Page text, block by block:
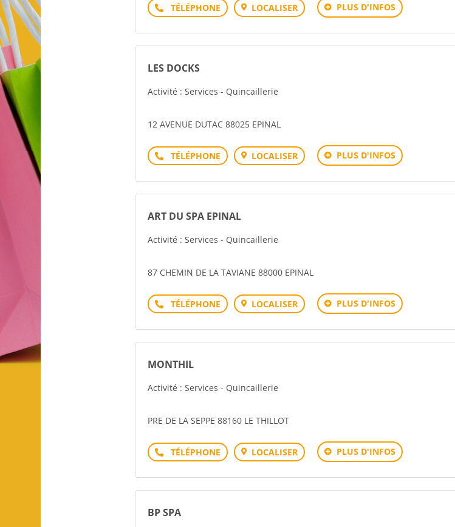
Téléphone LOCALISER PLUS D'INFOS
LES DOCKS
Activité : Services - Quincaillerie
12 AVENUE DUTAC 88025 EPINAL
Téléphone LOCALISER PLUS D'INFOS
ART DU SPA EPINAL
Activité : Services - Quincaillerie
87 CHEMIN DE LA TAVIANE 88000 EPINAL
Téléphone LOCALISER PLUS D'INFOS
MONTHIL
Activité : Services - Quincaillerie
PRE DE LA SEPPE 88160 LE THILLOT
Téléphone LOCALISER PLUS D'INFOS
BP SPA